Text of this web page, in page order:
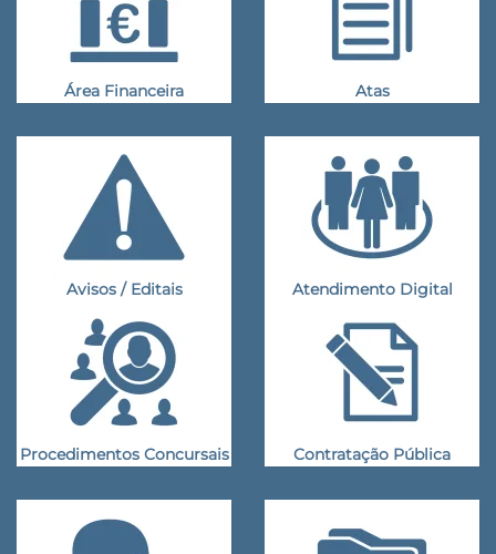
Área Financeira Atas
Avisos / Editais Atendimento Digital
Procedimentos Concursais Contratação Pública